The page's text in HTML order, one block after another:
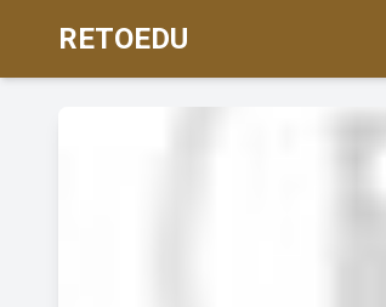
RETOEDU